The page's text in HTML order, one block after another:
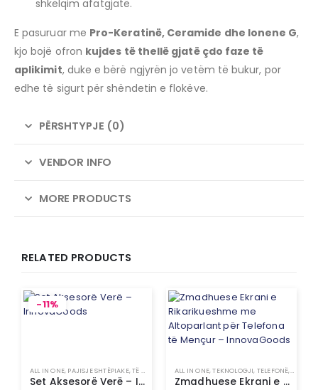
shkëlqim afatgjatë.
E pasuruar me Pro-Keratinë, Ceramide dhe Ionene G,
kjo bojë ofron kujdes të thellë gjatë çdo faze të
aplikimit, duke e bërë ngjyrën jo vetëm të bukur, por
edhe të sigurt për shëndetin e flokëve.
PËRSHTYPJE (0)
VENDOR INFO
MORE PRODUCTS
RELATED PRODUCTS
-11%
ALL IN ONE, PAJISJE SHTËPIAKE,TË GJITHA
Set Aksesorë Verë – InnovaGoods
ALL IN ONE,TEKNOLOGJI, TELEFONË,
Zmadhuese Ekrani e Rikarikueshme me Altoparlant për Telefona të Mençur – InnovaGoods